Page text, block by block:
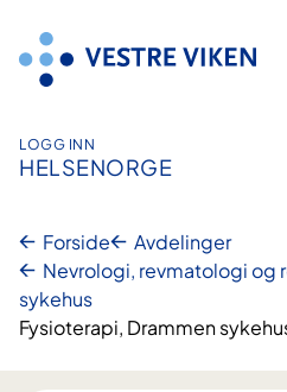
innhold
LOGG INN
HELSENORGE
Forside
Avdelinger
Nevrologi, revmatologi og
sykehus
Fysioterapi, Drammen